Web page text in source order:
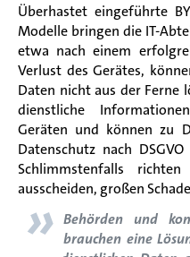
Überhastet eingeführte
Modelle bringen die IT-
etwa nach einem
Verlust des Gerätes,
Daten nicht aus der Ferne
dienstliche
Geräten und können zu
Datenschutz nach
Schlimmstenfalls
ausscheiden, großen
» Behörden und
brauchen eine